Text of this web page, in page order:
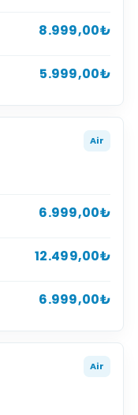
8.999,00₺
5.999,00₺
Air
6.999,00₺
12.499,00₺
6.999,00₺
Air